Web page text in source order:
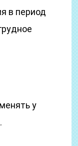
в период
у